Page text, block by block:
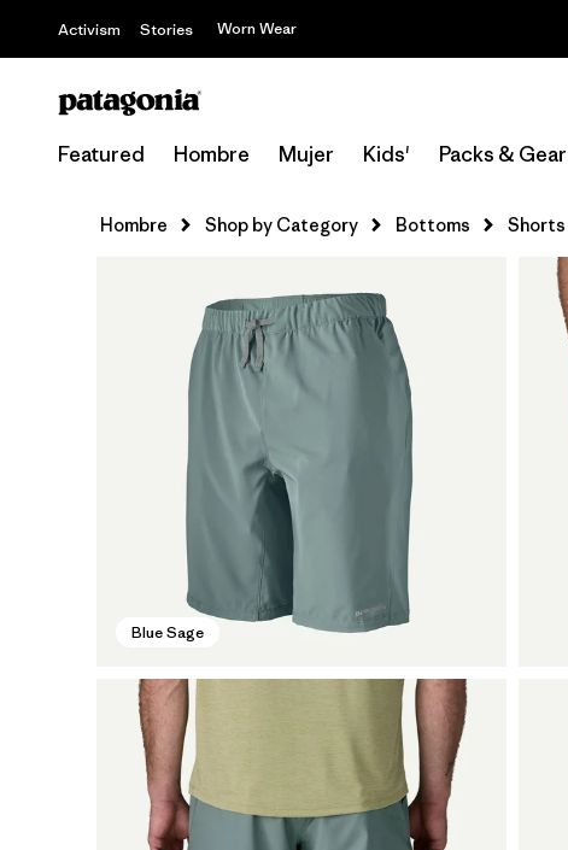
Activism Stories Worn Wear
Featured Hombre Mujer Kids' Packs & Gear
Hombre Shop by Category Bottoms Shorts
Blue Sage